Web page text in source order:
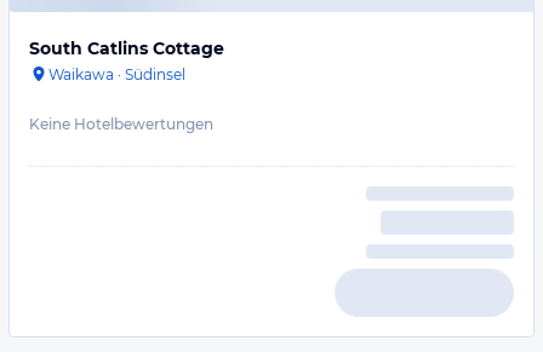
South Catlins Cottage
Waikawa · Südinsel
Keine Hotelbewertungen